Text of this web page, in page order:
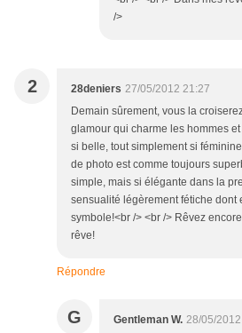
/>
2 28deniers 27/05/2012 21:27
Demain sûrement, vous la
glamour qui charme les hommes
si belle, tout simplement si
de photo est comme toujours
simple, mais si élégante dans la
sensualité légèrement fétiche dont
symbole!<br /> <br /> Rêvez
rêve!
Répondre
G Gentleman W. 28/05/